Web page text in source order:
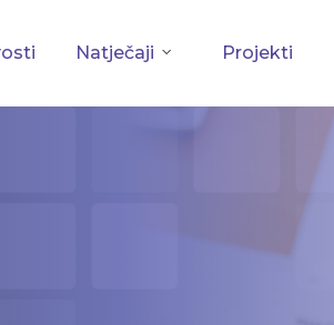
Natječaji Projekti